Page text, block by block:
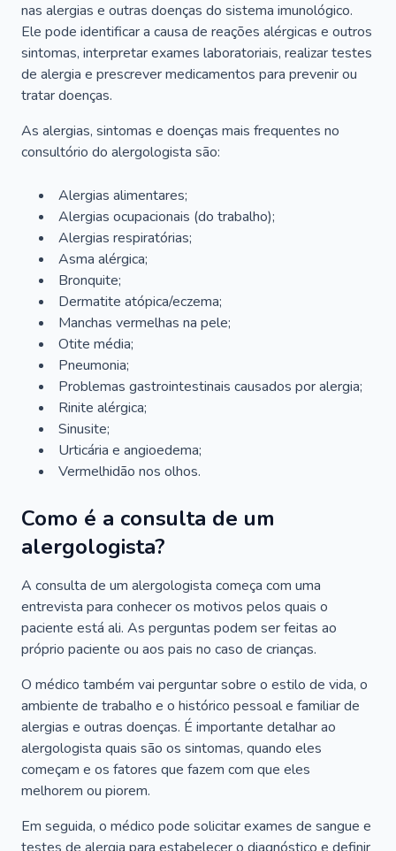
nas alergias e outras doenças do sistema imunológico.
Ele pode identificar a causa de reações alérgicas e outros
sintomas, interpretar exames laboratoriais, realizar testes
de alergia e prescrever medicamentos para prevenir ou
tratar doenças.
As alergias, sintomas e doenças mais frequentes no
consultório do alergologista são:
Alergias alimentares;
Alergias ocupacionais (do trabalho);
Alergias respiratórias;
Asma alérgica;
Bronquite;
Dermatite atópica/eczema;
Manchas vermelhas na pele;
Otite média;
Pneumonia;
Problemas gastrointestinais causados por alergia;
Rinite alérgica;
Sinusite;
Urticária e angioedema;
Vermelhidão nos olhos.
Como é a consulta de um
alergologista?
A consulta de um alergologista começa com uma
entrevista para conhecer os motivos pelos quais o
paciente está ali. As perguntas podem ser feitas ao
próprio paciente ou aos pais no caso de crianças.
O médico também vai perguntar sobre o estilo de vida, o
ambiente de trabalho e o histórico pessoal e familiar de
alergias e outras doenças. É importante detalhar ao
alergologista quais são os sintomas, quando eles
começam e os fatores que fazem com que eles
melhorem ou piorem.
Em seguida, o médico pode solicitar exames de sangue e